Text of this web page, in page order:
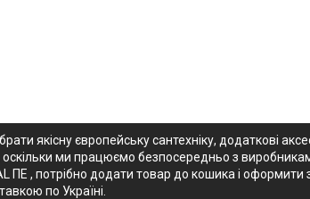
якісну європейську сантехніку, додаткові
оскільки ми працюємо безпосередньо з
ПЕ , потрібно додати товар до кошика і
по Україні.